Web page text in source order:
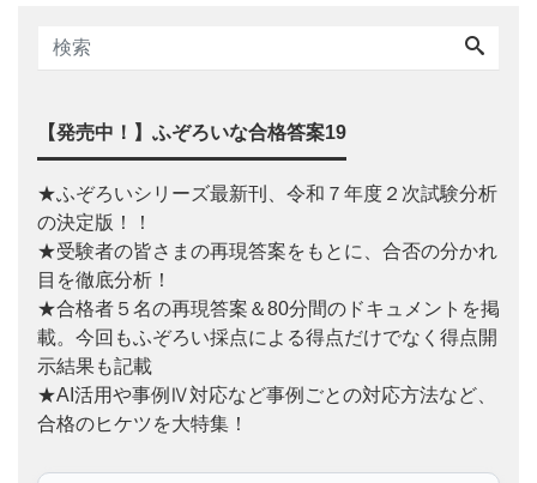
【発売中！】ふぞろいな合格答案19
★ふぞろいシリーズ最新刊、令和７年度２次試験分析
の決定版！！
★受験者の皆さまの再現答案をもとに、合否の分かれ
目を徹底分析！
★合格者５名の再現答案＆80分間のドキュメントを掲
載。今回もふぞろい採点による得点だけでなく得点開
示結果も記載
★AI活用や事例Ⅳ対応など事例ごとの対応方法など、
合格のヒケツを大特集！